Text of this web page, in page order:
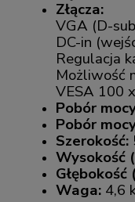
Złącza:
VGA (D-
DC-in
Regulacja
Możliwość
VESA 100
Pobór
Pobór
Szerokość:
Wysokość
Waga: 4,6